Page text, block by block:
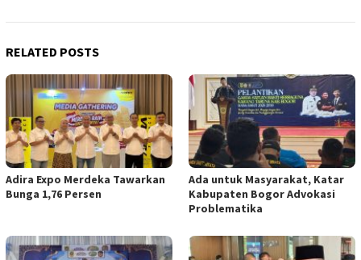
RELATED POSTS
Adira Expo Merdeka Tawarkan
Bunga 1,76 Persen
Ada untuk Masyarakat, Katar
Kabupaten Bogor Advokasi
Problematika